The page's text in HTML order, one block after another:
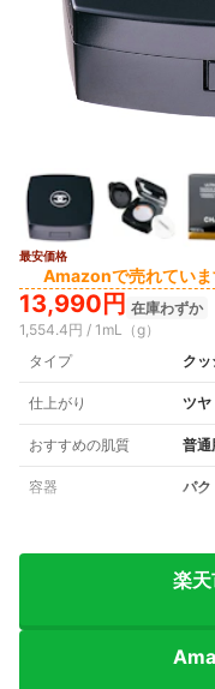
最安価格
Amazonで売れていま
13,990円 在庫わずか
1,554.4円 / 1mL（g）
タイプ
ク
仕上がり ツヤ
おすすめの肌質 普通
容器 パク
楽